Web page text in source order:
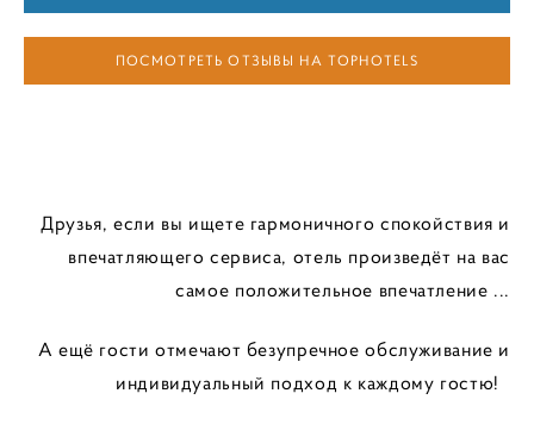
ПОСМОТРЕТЬ ОТЗЫВЫ НА TOPHOTELS
Друзья, если вы ищете гармоничного спокойствия и
впечатляющего сервиса, отель произведёт на вас
самое положительное впечатление ...
А ещё гости отмечают безупречное обслуживание и
индивидуальный подход к каждому гостю!